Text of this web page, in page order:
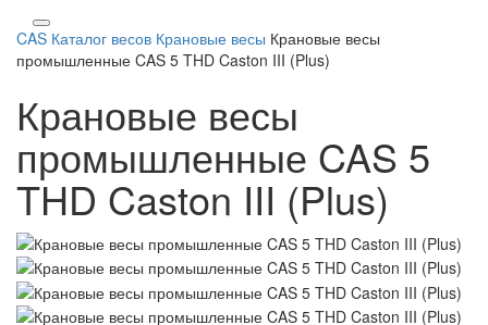
CAS Каталог весов Крановые весы Крановые весы
промышленные CAS 5 THD Caston III (Plus)
Крановые весы
промышленные CAS 5
THD Caston III (Plus)